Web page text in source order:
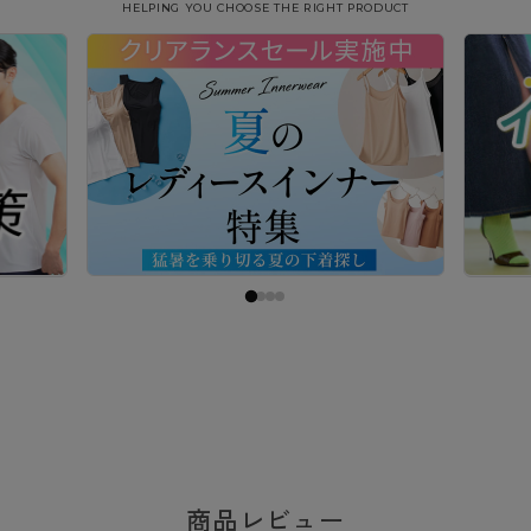
HELPING YOU CHOOSE THE RIGHT PRODUCT
商品レビュー